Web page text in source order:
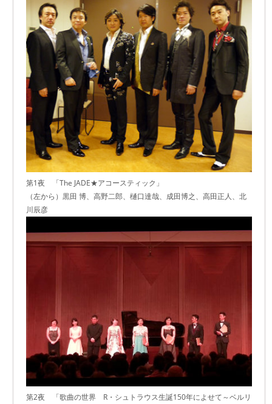
第1夜 「The JADE★アコースティック」
（左から）黒田 博、高野二郎、樋口達哉、成田博之、高田正人、北
川辰彦
第2夜 「歌曲の世界 R・シュトラウス生誕150年によせて～ベルリ